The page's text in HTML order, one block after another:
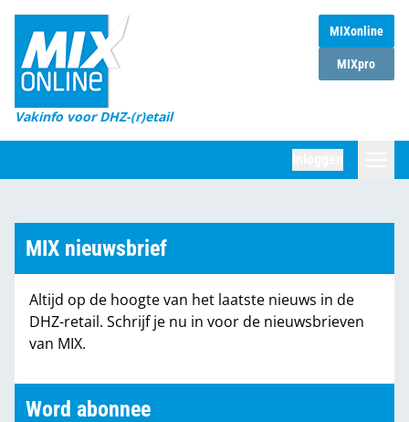
MIXonline
MIXpro
Vakinfo voor DHZ-(r)etail
Home
Magazines
DHZ Sessie
Marktcijfers
Partners
MIX nieuwsbrief
Altijd op de hoogte van het laatste nieuws in de
DHZ-retail. Schrijf je nu in voor de nieuwsbrieven
van MIX.
Word abonnee